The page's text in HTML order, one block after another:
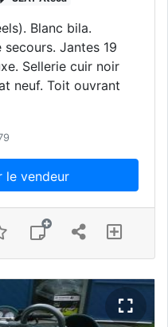
Blanc bila.
Jantes 19
Sellerie cuir noir
neuf. Toit ouvrant
le vendeur